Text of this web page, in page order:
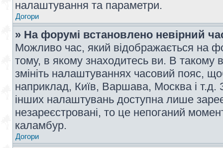
налаштування та параметри.
Догори
» На форумі встановлено невірний
Можливо час, який відображається на
тому, в якому знаходитесь ви. В такому
змініть налаштуваннях часовий пояс,
наприклад, Київ, Варшава, Москва і т.д.
інших налаштувань доступна лише
незареєстровані, то це непоганий
каламбур.
Догори